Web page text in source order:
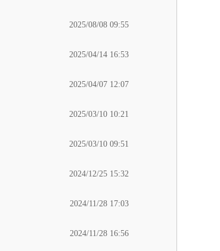
2025/08/08 09:55
2025/04/14 16:53
2025/04/07 12:07
2025/03/10 10:21
2025/03/10 09:51
2024/12/25 15:32
2024/11/28 17:03
2024/11/28 16:56